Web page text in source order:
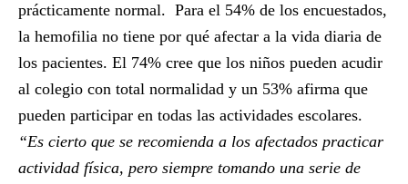
prácticamente normal. Para el 54% de los encuestados,
la hemofilia no tiene por qué afectar a la vida diaria de
los pacientes. El 74% cree que los niños pueden acudir
al colegio con total normalidad y un 53% afirma que
pueden participar en todas las actividades escolares.
“Es cierto que se recomienda a los afectados practicar
actividad física, pero siempre tomando una serie de